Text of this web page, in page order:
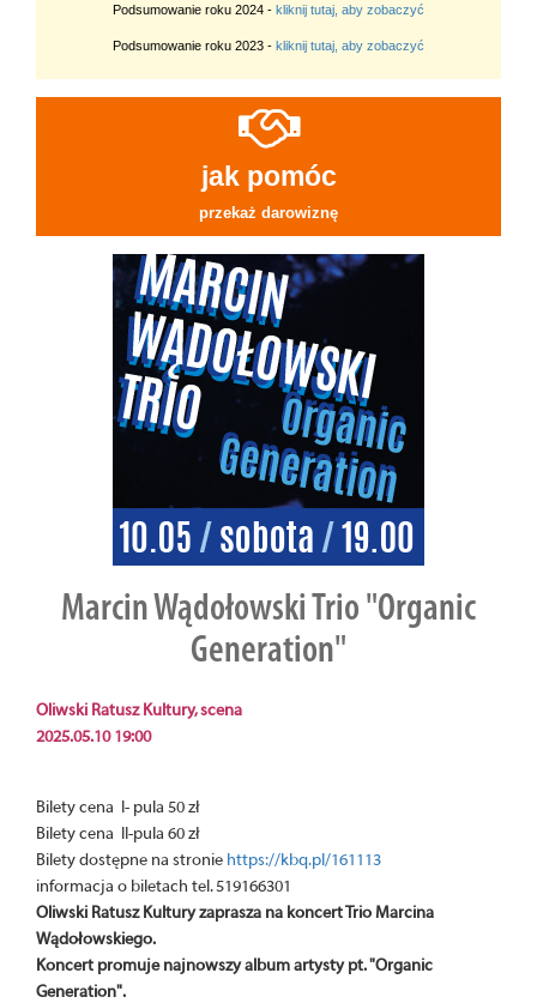
Podsumowanie roku 2024 - kliknij tutaj, aby zobaczyć
Podsumowanie roku 2023 - kliknij tutaj, aby zobaczyć
jak pomóc
przekaż darowiznę
Marcin Wądołowski Trio "Organic
Generation"
Oliwski Ratusz Kultury, scena
2025.05.10 19:00
Bilety cena I- pula 50 zł
Bilety cena II-pula 60 zł
Bilety dostępne na stronie https://kbq.pl/161113
informacja o biletach tel. 519166301
Oliwski Ratusz Kultury zaprasza na koncert Trio Marcina
Wądołowskiego.
Koncert promuje najnowszy album artysty pt. "Organic
Generation".